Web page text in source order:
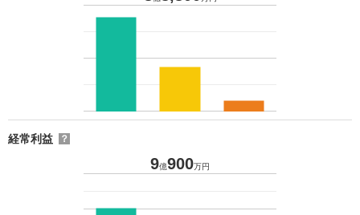
経常利益 ？
9億900万円